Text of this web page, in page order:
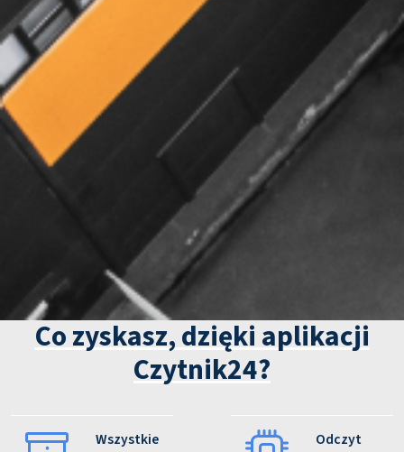
Co zyskasz, dzięki aplikacji
Czytnik24?
Wszystkie
Odczyt